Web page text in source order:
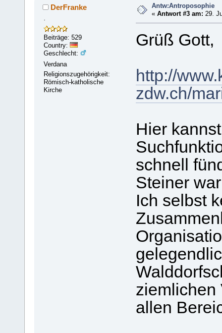
DerFranke
.
Beiträge: 529
Country:
Geschlecht:
Verdana
Religionszugehörigkeit:
Römisch-katholische
Kirche
Antw:Antroposophie
«Antwort #3 am: 29.
Grüß Gott,
http://
zdw.ch/
Hier
schnell
Steiner
Ich selbst
ziemlichen
allen